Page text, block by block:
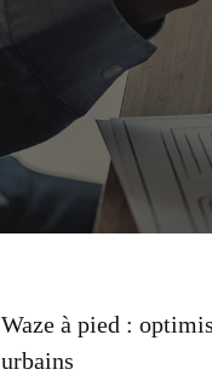
Waze à pied :
urbains